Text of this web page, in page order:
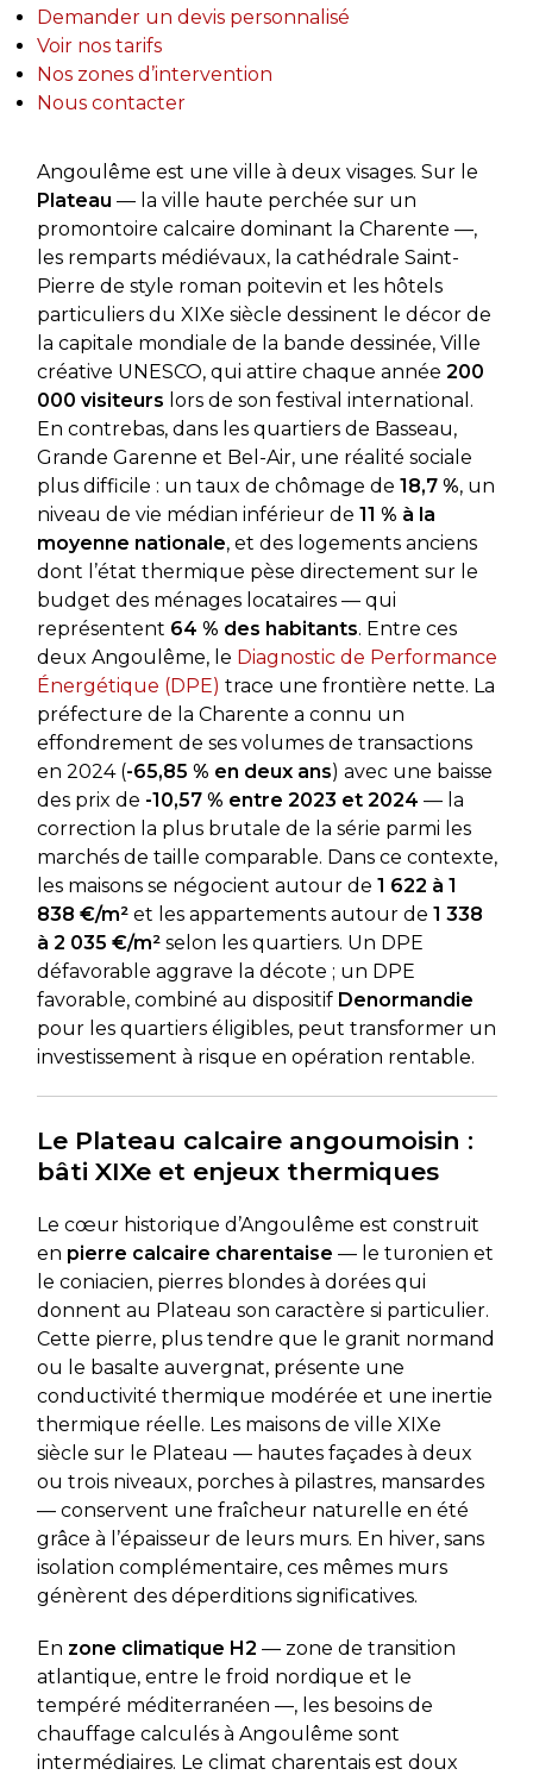
Demander un devis personnalisé
Voir nos tarifs
Nos zones d’intervention
Nous contacter
Angoulême est une ville à deux visages. Sur le
Plateau — la ville haute perchée sur un
promontoire calcaire dominant la Charente —,
les remparts médiévaux, la cathédrale Saint-
Pierre de style roman poitevin et les hôtels
particuliers du XIXe siècle dessinent le décor de
la capitale mondiale de la bande dessinée, Ville
créative UNESCO, qui attire chaque année 200
000 visiteurs lors de son festival international.
En contrebas, dans les quartiers de Basseau,
Grande Garenne et Bel-Air, une réalité sociale
plus difficile : un taux de chômage de 18,7 %, un
niveau de vie médian inférieur de 11 % à la
moyenne nationale, et des logements anciens
dont l’état thermique pèse directement sur le
budget des ménages locataires — qui
représentent 64 % des habitants. Entre ces
deux Angoulême, le Diagnostic de Performance
Énergétique (DPE) trace une frontière nette. La
préfecture de la Charente a connu un
effondrement de ses volumes de transactions
en 2024 (-65,85 % en deux ans) avec une baisse
des prix de -10,57 % entre 2023 et 2024 — la
correction la plus brutale de la série parmi les
marchés de taille comparable. Dans ce contexte,
les maisons se négocient autour de 1 622 à 1
838 €/m²et les appartements autour de 1 338
à 2 035 €/m²selon les quartiers. Un DPE
défavorable aggrave la décote ; un DPE
favorable, combiné au dispositif Denormandie
pour les quartiers éligibles, peut transformer un
investissement à risque en opération rentable.
Le Plateau calcaire angoumoisin :
bâti XIXe et enjeux thermiques
Le cœur historique d’Angoulême est construit
en pierre calcaire charentaise — le turonien et
le coniacien, pierres blondes à dorées qui
donnent au Plateau son caractère si particulier.
Cette pierre, plus tendre que le granit normand
ou le basalte auvergnat, présente une
conductivité thermique modérée et une inertie
thermique réelle. Les maisons de ville XIXe
siècle sur le Plateau — hautes façades à deux
ou trois niveaux, porches à pilastres, mansardes
— conservent une fraîcheur naturelle en été
grâce à l’épaisseur de leurs murs. En hiver, sans
isolation complémentaire, ces mêmes murs
génèrent des déperditions significatives.
En zone climatique H2 — zone de transition
atlantique, entre le froid nordique et le
tempéré méditerranéen —, les besoins de
chauffage calculés à Angoulême sont
intermédiaires. Le climat charentais est doux